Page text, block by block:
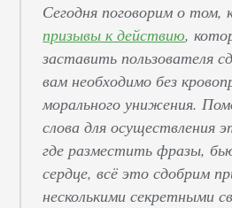
Сегодня поговорим о том,
призывы к действию,
заставить пользователя
вам необходимо без
морального унижения.
слова для осуществления
где разместить фразы,
сердце, всё это сдобрим
несколькими секретными